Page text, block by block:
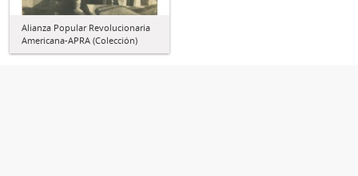
Alianza Popular Revolucionaria
Americana-APRA (Colección)